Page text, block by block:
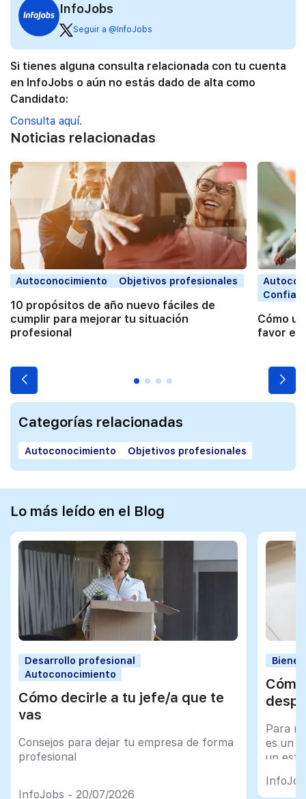
InfoJobs
Seguir a @InfoJobs
Si tienes alguna consulta relacionada con tu cuenta
en InfoJobs o aún no estás dado de alta como
Candidato:
Consulta aquí.
Noticias relacionadas
Autoconocimiento Objetivos profesionales
10 propósitos de año nuevo fáciles de
cumplir para mejorar tu situación
profesional
Cómo
favor en
Categorías relacionadas
Autoconocimiento Objetivos profesionales
Lo más leído en el Blog
Desarrollo profesional
Autoconocimiento
Cómo decirle a tu jefe/a que te
vas
Consejos para dejar tu empresa de forma
profesional
InfoJobs - 20/07/2026
Para
es un
un